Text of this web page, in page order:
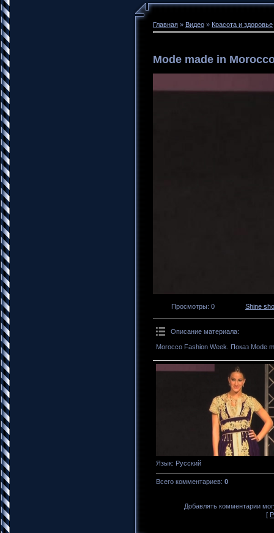
Главная » Видео » Красота и здоровье
Mode made in
Просмотры: 0 Shine
Описание материала:
Morocco Fashion Week. Показ Mode
Язык: Русский
Всего комментариев: 0
Добавлять комментарии
[